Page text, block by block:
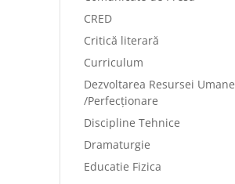
CRED
Critică literară
Curriculum
Dezvoltarea Resursei Umane
/Perfecționare
Discipline Tehnice
Dramaturgie
Educatie Fizica